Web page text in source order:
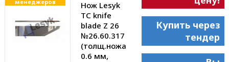
менеджеров
Нож Lesyk
TC knife
blade Z 26
№26.60.317
(толщ.ножа
0.6 мм,
Купить через
тендер